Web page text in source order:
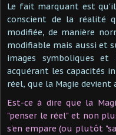
Le fait marquant est
conscient de la réalité
modifiée, de manière
modifiable mais aussi et
images symboliques
acquérant les capacités
réel, que la Magie
Est-ce à dire que la
"penser le réel" et non
s'en empare (ou plutôt